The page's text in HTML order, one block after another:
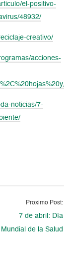
el-positivo-
48932/
creativo/
acciones-
noticias/7-
Proximo Post:
7 de abril: Día
Mundial de la Salud